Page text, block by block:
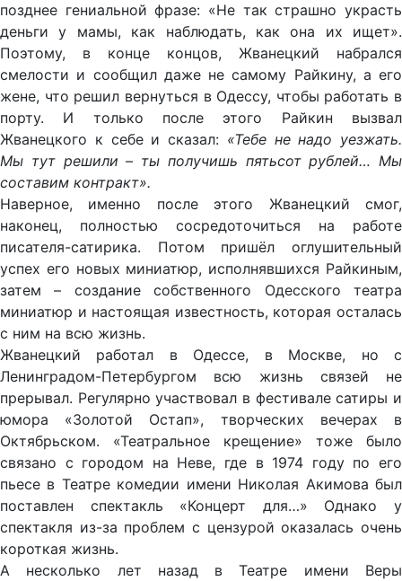
позднее гениальной фразе: «Не так страшно украсть
деньги у мамы, как наблюдать, как она их ищет».
Поэтому, в конце концов, Жванецкий набрался
смелости и сообщил даже не самому Райкину, а его
жене, что решил вернуться в Одессу, чтобы работать в
порту. И только после этого Райкин вызвал
Жванецкого к себе и сказал: «Тебе не надо уезжать.
Мы тут решили – ты получишь пятьсот рублей… Мы
составим контракт».
Наверное, именно после этого Жванецкий смог,
наконец, полностью сосредоточиться на работе
писателя-сатирика. Потом пришёл оглушительный
успех его новых миниатюр, исполнявшихся Райкиным,
затем – создание собственного Одесского театра
миниатюр и настоящая известность, которая осталась
с ним на всю жизнь.
Жванецкий работал в Одессе, в Москве, но с
Ленинградом-Петербургом всю жизнь связей не
прерывал. Регулярно участвовал в фестивале сатиры и
юмора «Золотой Остап», творческих вечерах в
Октябрьском. «Театральное крещение» тоже было
связано с городом на Неве, где в 1974 году по его
пьесе в Театре комедии имени Николая Акимова был
поставлен спектакль «Концерт для…» Однако у
спектакля из-за проблем с цензурой оказалась очень
короткая жизнь.
А несколько лет назад в Театре имени Веры